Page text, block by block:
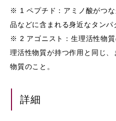
※ 1 ペプチド：アミノ酸がつ
品などに含まれる身近なタンパ
※ 2 アゴニスト：生理活性物
理活性物質が持つ作用と同じ
物質のこと。
詳細